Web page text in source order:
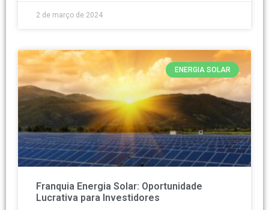
2 de março de 2024
ENERGIA SOLAR
Franquia Energia Solar: Oportunidade
Lucrativa para Investidores